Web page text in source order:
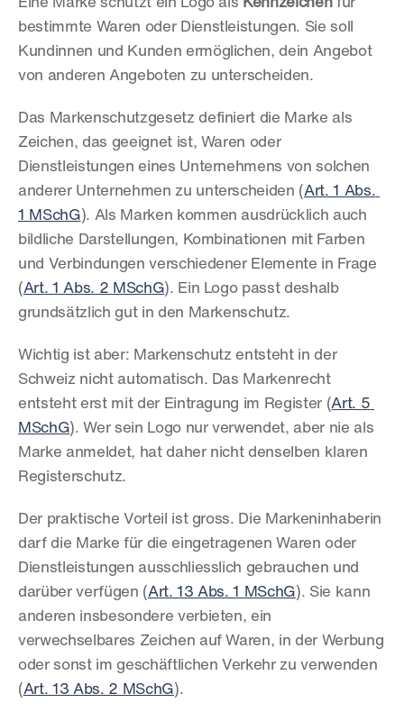
Eine Marke schützt ein Logo als Kennzeichen für
bestimmte Waren oder Dienstleistungen. Sie soll
Kundinnen und Kunden ermöglichen, dein Angebot
von anderen Angeboten zu unterscheiden.
Das Markenschutzgesetz definiert die Marke als
Zeichen, das geeignet ist, Waren oder
Dienstleistungen eines Unternehmens von solchen
anderer Unternehmen zu unterscheiden (Art. 1 Abs.
1 MSchG). Als Marken kommen ausdrücklich auch
bildliche Darstellungen, Kombinationen mit Farben
und Verbindungen verschiedener Elemente in Frage
(Art. 1 Abs. 2 MSchG). Ein Logo passt deshalb
grundsätzlich gut in den Markenschutz.
Wichtig ist aber: Markenschutz entsteht in der
Schweiz nicht automatisch. Das Markenrecht
entsteht erst mit der Eintragung im Register (Art. 5
MSchG). Wer sein Logo nur verwendet, aber nie als
Marke anmeldet, hat daher nicht denselben klaren
Registerschutz.
Der praktische Vorteil ist gross. Die Markeninhaberin
darf die Marke für die eingetragenen Waren oder
Dienstleistungen ausschliesslich gebrauchen und
darüber verfügen (Art. 13 Abs. 1 MSchG). Sie kann
anderen insbesondere verbieten, ein
verwechselbares Zeichen auf Waren, in der Werbung
oder sonst im geschäftlichen Verkehr zu verwenden
(Art. 13 Abs. 2 MSchG).